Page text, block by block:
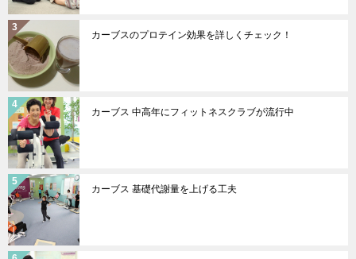
カーブスのプロテイン効果を詳しくチェック！
カーブス 中高年にフィットネスクラブが流行中
カーブス 基礎代謝量を上げる工夫